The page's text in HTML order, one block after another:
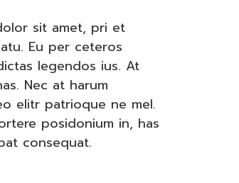
sit amet, pri et
Eu per ceteros
legendos ius. At
Nec at harum
elitr patrioque ne mel.
posidonium in, has
consequat.